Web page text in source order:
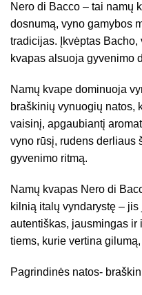
Nero di Bacco – tai namų
dosnumą, vyno gamybos
tradicijas. Įkvėptas
kvapas alsuoja gyvenimo
Namų kvape dominuoja
braškinių vynuogių natos,
vaisinį, apgaubiantį
vyno rūsį, rudens derliaus
gyvenimo ritmą.
Namų kvapas Nero di
kilnią italų vyndarystę –
autentiškas, jausmingas ir
tiems, kurie vertina
Pagrindinės natos-